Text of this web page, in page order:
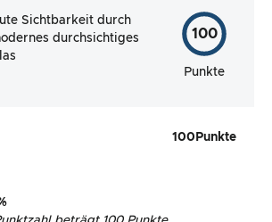
Sichtbarkeit durch
durchsichtiges
100
Punkte
100 Punkte